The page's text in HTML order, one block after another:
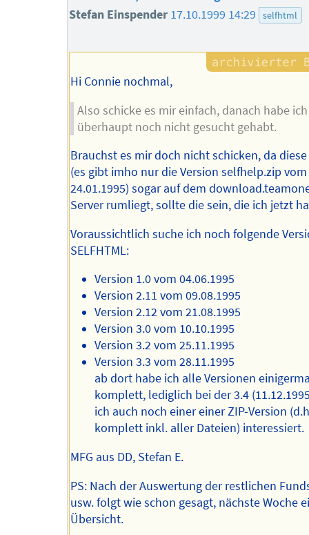
Stefan Einspender 17.10.1999 14:29 selfhtml
Hi Connie nochmal,
Also schicke es mir einfach, danach habe ich
überhaupt noch nicht gesucht gehabt.
Brauchst es mir doch nicht schicken, da diese
(es gibt imho nur die Version selfhelp.zip vom
24.01.1995) sogar auf dem
Server rumliegt, sollte die sein, die ich jetzt
Voraussichtlich suche ich noch folgende
SELFHTML:
Version 1.0 vom 04.06.1995
Version 2.11 vom 09.08.1995
Version 2.12 vom 21.08.1995
Version 3.0 vom 10.10.1995
Version 3.2 vom 25.11.1995
Version 3.3 vom 28.11.1995
ab dort habe ich alle Versionen
komplett, lediglich bei der 3.4
ich auch noch einer einer ZIP-Version
komplett inkl. aller Dateien) interessiert.
MFG aus DD, Stefan E.
PS: Nach der Auswertung der restlichen
usw. folgt wie schon gesagt, nächste Woche
Übersicht.